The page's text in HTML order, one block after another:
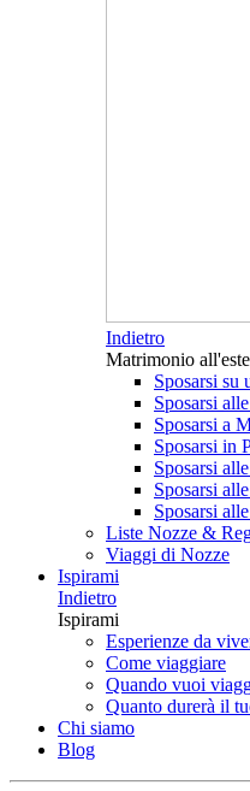
Indietro
Matrimonio
Sposarsi su
Sposarsi
Sposarsi a
Sposarsi in
Sposarsi
Sposarsi
Sposarsi
Liste Nozze &
Viaggi di Nozze
Ispirami
Indietro
Ispirami
Esperienze da
Come viaggiare
Quando vuoi
Quanto durerà il
Chi siamo
Blog